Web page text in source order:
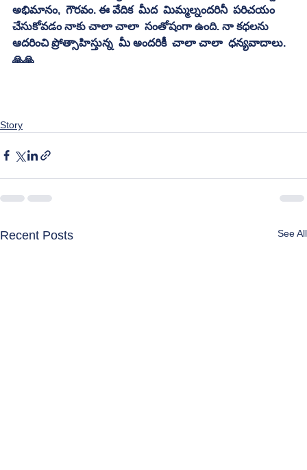
అభిమానం‌,  గౌరవం. ఈ వేదిక  మీద  మిమ్మల్నందరినీ  పరిచయం
చేసుకోవడం నాకు చాలా చాలా  సంతోషంగా ఉంది. నా కధలను
ఆదరించి ప్రోత్సాహిస్తున్న  మీ అందరికీ  చాలా చాలా  ధన్యవాదాలు.
🙏🙏
Story
Recent Posts See All